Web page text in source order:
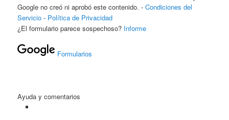
Google no creó ni aprobó este contenido. -Condiciones del
Servicio - Política de Privacidad
¿El formulario parece sospechoso? Informe
Formularios
Ayuda y comentarios